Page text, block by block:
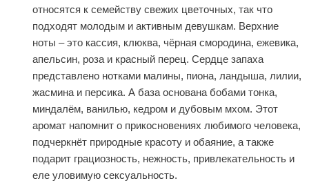
относятся к семейству свежих цветочных, так что
подходят молодым и активным девушкам. Верхние
ноты – это кассия, клюква, чёрная смородина, ежевика,
апельсин, роза и красный перец. Сердце запаха
представлено нотками малины, пиона, ландыша, лилии,
жасмина и персика. А база основана бобами тонка,
миндалём, ванилью, кедром и дубовым мхом. Этот
аромат напомнит о прикосновениях любимого человека,
подчеркнёт природные красоту и обаяние, а также
подарит грациозность, нежность, привлекательность и
еле уловимую сексуальность.